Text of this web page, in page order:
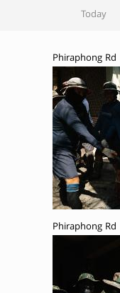
Today
Phiraphong Rd
Phiraphong Rd